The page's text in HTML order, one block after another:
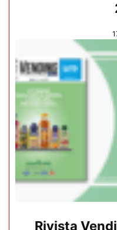
Rivista